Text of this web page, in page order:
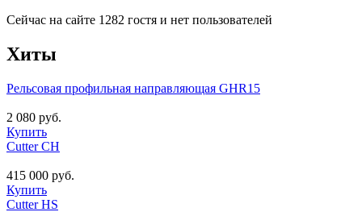
Сейчас на сайте 1282 гостя и нет пользователей
Хиты
Рельсовая профильная направляющая GHR15
2 080 руб.
Купить
Cutter CH
415 000 руб.
Купить
Cutter HS